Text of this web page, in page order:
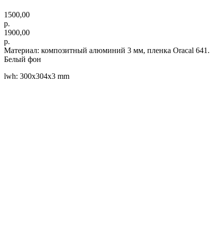
1500,00
р.
1900,00
р.
Материал: композитный алюминий 3 мм, пленка Oracal 641.
Белый фон
lwh: 300x304x3 mm